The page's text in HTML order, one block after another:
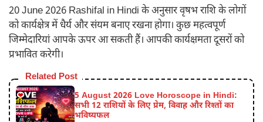
20 June 2026 Rashifal in Hindi के अनुसार वृषभ राशि के लोगों
को कार्यक्षेत्र में धैर्य और संयम बनाए रखना होगा। कुछ महत्वपूर्ण
जिम्मेदारियां आपके ऊपर आ सकती हैं। आपकी कार्यक्षमता दूसरों को
प्रभावित करेगी।
Related Post
5 August 2026 Love Horoscope in Hindi:
सभी 12 राशियों के लिए प्रेम, विवाह और रिश्तों का
भविष्यफल